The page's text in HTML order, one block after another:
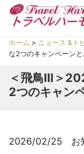
ホーム > ニュース &ト
な2つのキャンペーン
＜飛鳥Ⅲ＞
2つのキャン
2026/02/25 お